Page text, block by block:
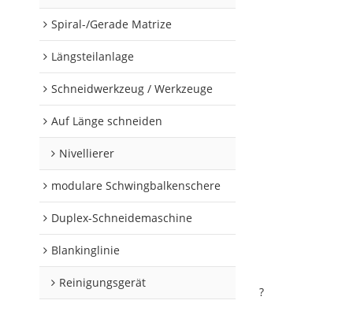
Spiral-/Gerade Matrize
Längsteilanlage
Schneidwerkzeug / Werkzeuge
Auf Länge schneiden
Nivellierer
modulare Schwingbalkenschere
Duplex-Schneidemaschine
Blankinglinie
Reinigungsgerät
?